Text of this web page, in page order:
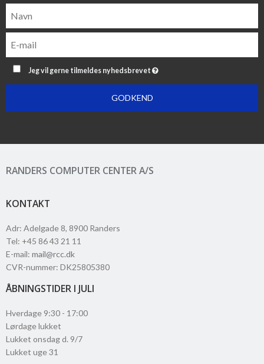
Jeg vil gerne tilmeldes nyhedsbrevet
GODKEND
RANDERS COMPUTER CENTER A/S
KONTAKT
Adr: Adelgade 8, 8900 Randers
Tel: +45 86 43 21 11
E-mail: mail@rcc.dk
CVR-nummer: DK25805380
ÅBNINGSTIDER I JULI
Hverdage 9:30 - 17:00
Lørdage lukket
Lukket onsdag d. 9/7
Lukket uge 31